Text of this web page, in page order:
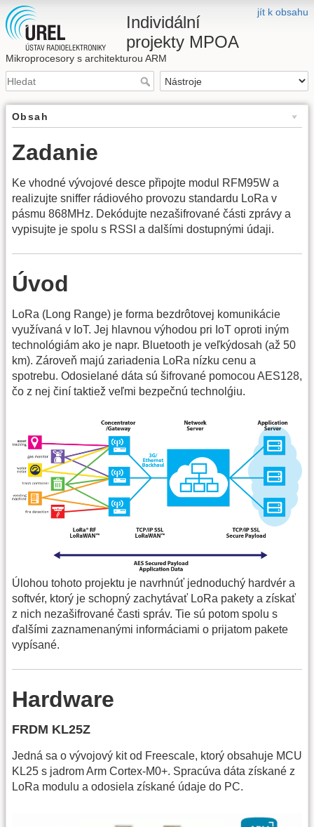
jít k obsahu
Individální
projekty MPOA
Mikroprocesory s architekturou ARM
Obsah
Zadanie
Ke vhodné vývojové desce připojte modul RFM95W a
realizujte sniffer rádiového provozu standardu LoRa v
pásmu 868MHz. Dekódujte nezašifrované části zprávy a
vypisujte je spolu s RSSI a dalšími dostupnými údaji.
Úvod
LoRa (Long Range) je forma bezdrôtovej komunikácie
využívaná v IoT. Jej hlavnou výhodou pri IoT oproti iným
technológiám ako je napr. Bluetooth je veľkýdosah (až 50
km). Zároveň majú zariadenia LoRa nízku cenu a
spotrebu. Odosielané dáta sú šifrované pomocou AES128,
čo z nej činí taktiež veľmi bezpečnú technolǵiu.
Úlohou tohoto projektu je navrhnúť jednoduchý hardvér a
softvér, ktorý je schopný zachytávať LoRa pakety a získať
z nich nezašifrované časti správ. Tie sú potom spolu s
ďalšími zaznamenanými informáciami o prijatom pakete
vypísané.
Hardware
FRDM KL25Z
Jedná sa o vývojový kit od Freescale, ktorý obsahuje MCU
KL25 s jadrom Arm Cortex-M0+. Spracúva dáta získané z
LoRa modulu a odosiela získané údaje do PC.